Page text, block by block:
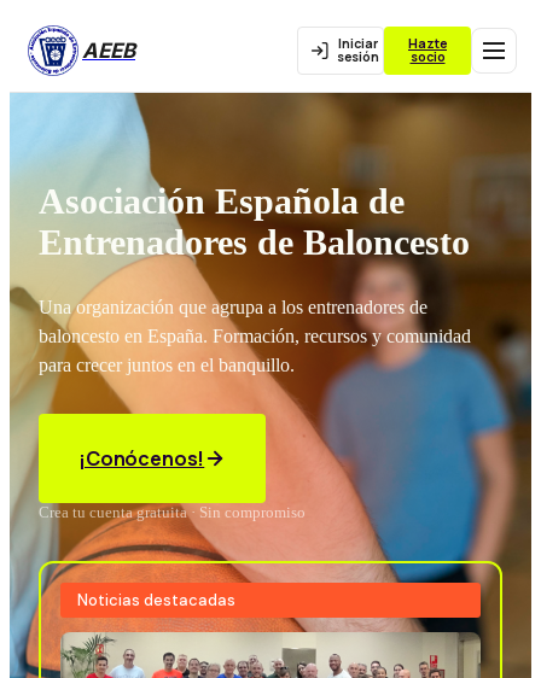
AEEB Iniciar
sesión
Hazte
socio
Asociación Española de
Entrenadores de Baloncesto
Una organización que agrupa a los entrenadores de
baloncesto en España. Formación, recursos y comunidad
para crecer juntos en el banquillo.
¡Conócenos!
Crea tu cuenta gratuita · Sin compromiso
Noticias destacadas